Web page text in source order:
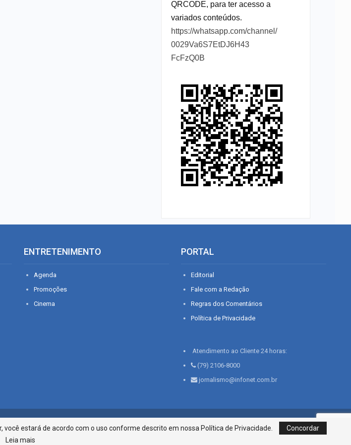
QRCODE, para ter acesso a
variados conteúdos.
https://whatsapp.com/channel/
0029Va6S7EtDJ6H43
FcFzQ0B
ENTRETENIMENTO
Agenda
Promoções
Cinema
PORTAL
Editorial
Fale com a Redação
Regras dos Comentários
Política de Privacidade
Atendimento ao Cliente 24 horas:
(79) 2106-8000
jornalismo@infonet.com.br
Infonet - Rua Monsenhor Silveira 276, Bairro São José | Aracaju-SE, CEP 49015-030, Fone: 79.2106.8000 - CI
Centro de Informações LTDA
estará de acordo com o uso conforme descrito em nossa Política de Privacidade.
Concordar
Leia mais